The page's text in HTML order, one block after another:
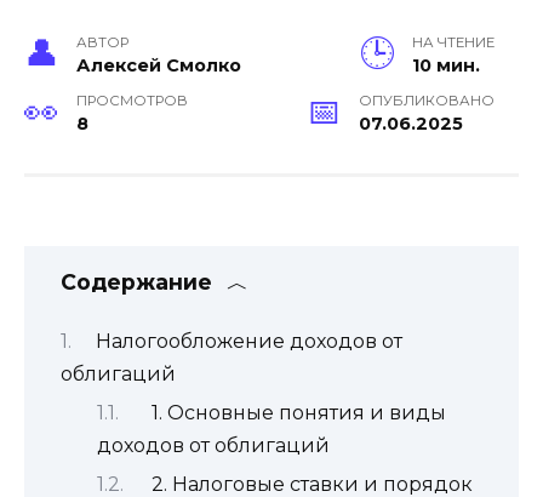
АВТОР
Алексей Смолко
НА ЧТЕНИЕ
10 мин.
ПРОСМОТРОВ
8
ОПУБЛИКОВАНО
07.06.2025
Содержание
Налогообложение доходов от
облигаций
1. Основные понятия и виды
доходов от облигаций
2. Налоговые ставки и порядок